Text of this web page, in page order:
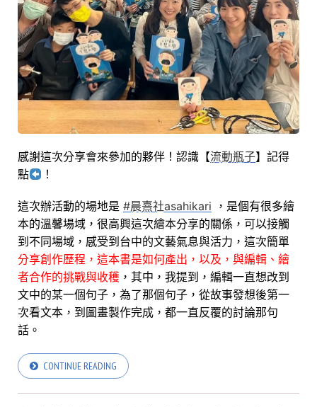
感謝這次分享會來參加的夥伴！認識【流動瓶子】記得
點
！
這次辦活動的場地是 #晨熹社asahikari ，是個有很多繪
本的溫馨場域，很高興這次繪本分享的關係，可以接觸
到不同場域，感受到台中的文藝氣息與活力， 這次簡單
分享創作歷程，這本書是如何產出，以及，與編輯、繪
者合作的挑戰與收穫 ，其中，我提到，編輯一直想改到
文中的某一個句子，為了那個句子，從故事發想後第一
次看文本，到圖畫製作完成，都一直反覆的討論那句
話。
CONTINUE READING